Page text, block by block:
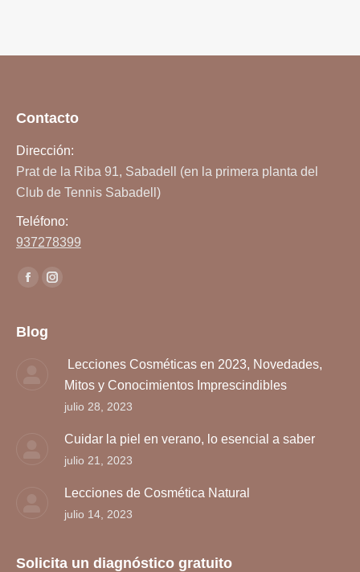
Contacto
Dirección:
Prat de la Riba 91, Sabadell (en la primera planta del
Club de Tennis Sabadell)
Teléfono:
937278399
Encuéntranos en:
Facebook
opens
window
Instagram
new
window
Blog
Lecciones Cosméticas en 2023, Novedades,
Mitos y Conocimientos Imprescindibles
julio 28, 2023
Cuidar la piel en verano, lo esencial a saber
julio 21, 2023
Lecciones de Cosmética Natural
julio 14, 2023
Solicita un diagnóstico gratuito